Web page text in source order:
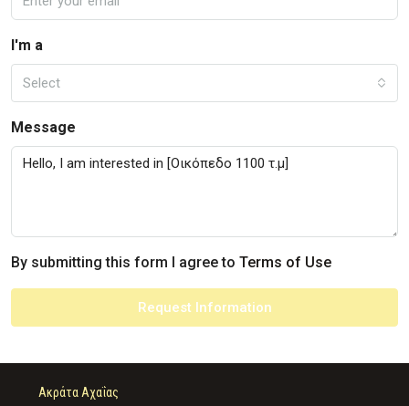
I'm a
Select
Message
By submitting this form I agree to Terms of Use
Request Information
Ακράτα Αχαΐας